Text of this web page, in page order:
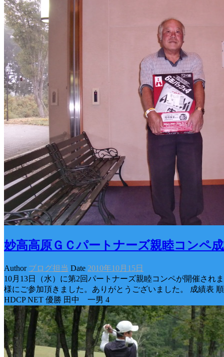
妙高高原ＧＣパートナーズ親睦コンペ
Author ブログ担当 Date 2010年10月15日
10月13日（水）に第2回パートナーズ親睦コンペが開催され
様にご参加頂きました。ありがとうございました。 成績表
HDCP NET 優勝 田中 一男 4